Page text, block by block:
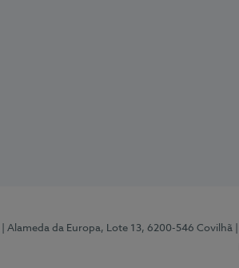
| Alameda da Europa, Lote 13, 6200-546 Covilhã